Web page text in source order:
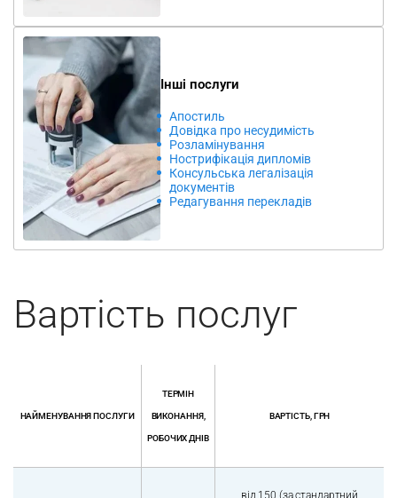
Розламінування
документів
Повернемо документам їхню оригінальність:
Акуратно та без пошкоджень – збережемо цілісність
документів
Швидко та безпечно – професійне обладнання та
досвідчені майстри
Будь-які документи – свідоцтва, дипломи, довідки,
вас терміни
Інші послуги
Апостиль
Довідка про несудимість
Розламінування
Нострифікація дипломів
Консульська легалізація
документів
Редагування перекладів
Вартість послуг
НАЙМЕНУВАННЯ ПОСЛУГИ
ТЕРМІН
ВИКОНАННЯ,
РОБОЧИХ ДНІВ
ВАРТІСТЬ, ГРН
від 150 (за стандартний